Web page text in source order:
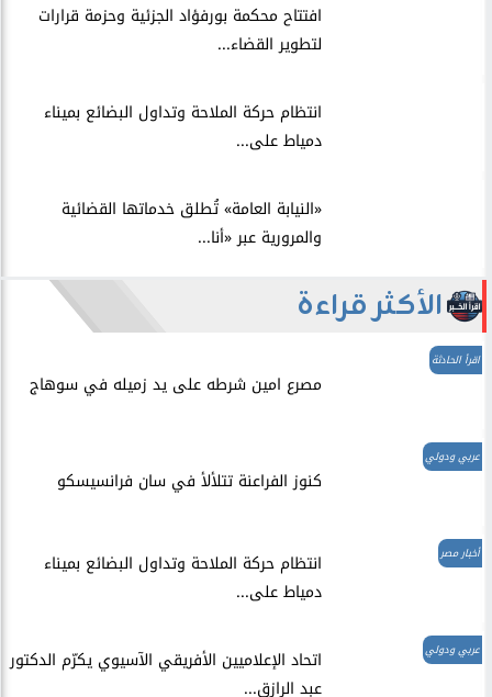
افتتاح محكمة بورفؤاد الجزئية وحزمة قرارات
لتطوير القضاء...
انتظام حركة الملاحة وتداول البضائع بميناء
دمياط على...
​«النيابة العامة» تُطلق خدماتها القضائية
والمرورية عبر «أنا...
الأكثر قراءة
اقرأ الحادثة
مصرع امين شرطه على يد زميله في سوهاج
عربي ودولي
​كنوز الفراعنة تتلألأ في سان فرانسيسكو
أخبار مصر
انتظام حركة الملاحة وتداول البضائع بميناء
دمياط على...
عربي ودولي
اتحاد الإعلاميين الأفريقي الآسيوي يكرّم الدكتور
عبد الرازق...